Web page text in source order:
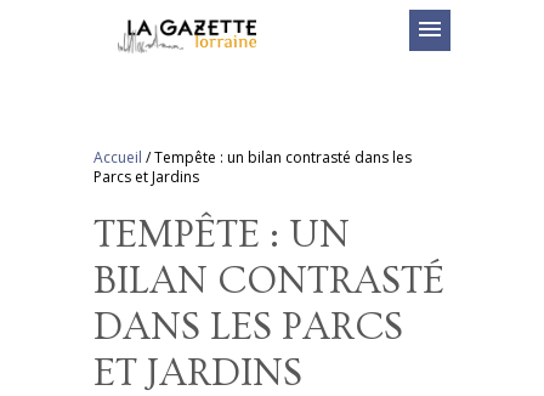
menu
Accueil /Tempête : un bilan contrasté dans les
Parcs et Jardins
TEMPÊTE : UN
BILAN CONTRASTÉ
DANS LES PARCS
ET JARDINS